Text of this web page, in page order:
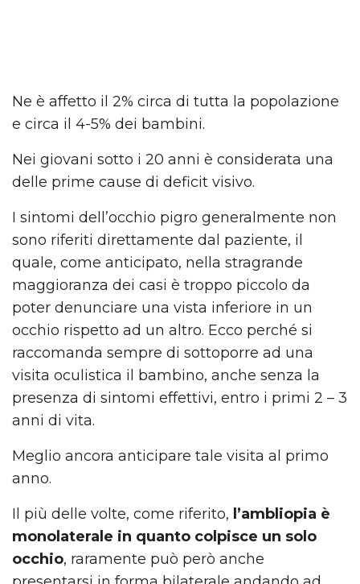
Ne è affetto il 2% circa di tutta la popolazione
e circa il 4-5% dei bambini.
Nei giovani sotto i 20 anni è considerata una
delle prime cause di deficit visivo.
I sintomi dell’occhio pigro generalmente non
sono riferiti direttamente dal paziente, il
quale, come anticipato, nella stragrande
maggioranza dei casi è troppo piccolo da
poter denunciare una vista inferiore in un
occhio rispetto ad un altro. Ecco perché si
raccomanda sempre di sottoporre ad una
visita oculistica il bambino, anche senza la
presenza di sintomi effettivi, entro i primi 2 – 3
anni di vita.
Meglio ancora anticipare tale visita al primo
anno.
Il più delle volte, come riferito, l’ambliopia è
monolaterale in quanto colpisce un solo
occhio, raramente può però anche